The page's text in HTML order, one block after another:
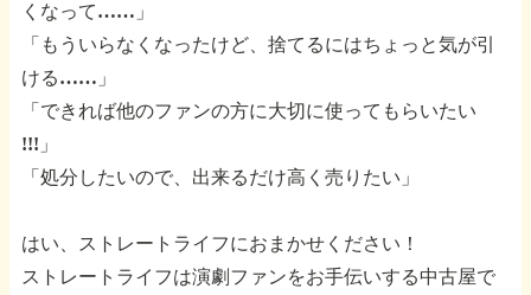
くなって……」
「もういらなくなったけど、捨てるにはちょっと気が引
ける……」
「できれば他のファンの方に大切に使ってもらいたい
!!!」
「処分したいので、出来るだけ高く売りたい」
はい、ストレートライフにおまかせください！
ストレートライフは演劇ファンをお手伝いする中古屋で